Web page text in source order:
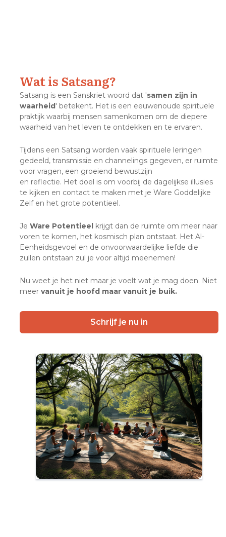
Wat is Satsang?
Satsang is een Sanskriet woord dat 'samen zijn in
waarheid' betekent. Het is een eeuwenoude spirituele
praktijk waarbij mensen samenkomen om de diepere
waarheid van het leven te ontdekken en te ervaren.
Tijdens een Satsang worden vaak spirituele leringen
gedeeld, transmissie en channelings gegeven, er ruimte
voor vragen, een groeiend bewustzijn
en reflectie. Het doel is om voorbij de dagelijkse illusies
te kijken en contact te maken met je Ware Goddelijke
Zelf en het grote potentieel.
Je Ware Potentieel krijgt dan de ruimte om meer naar
voren te komen, het kosmisch plan ontstaat. Het Al-
Eenheidsgevoel en de onvoorwaardelijke liefde die
zullen ontstaan zul je voor altijd meenemen!
Nu weet je het niet maar je voelt wat je mag doen. Niet
meer vanuit je hoofd maar vanuit je buik.
Schrijf je nu in